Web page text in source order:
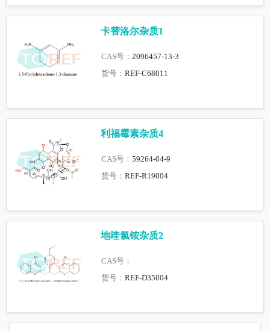
卡替洛尔杂质1
CAS号：2096457-13-3
货号：REF-C68011
利福霉素杂质4
CAS号：59264-04-9
货号：REF-R19004
地喹氯铵杂质2
CAS号：
货号：REF-D35004